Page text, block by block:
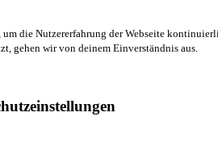
die Nutzererfahrung der Webseite
gehen wir von deinem Einverständnis aus.